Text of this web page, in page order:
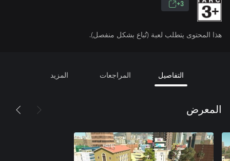
3+
هذا المحتوى يتطلب لعبة (تُباع بشكل منفصل).
التفاصيل المراجعات المزيد
المعرض